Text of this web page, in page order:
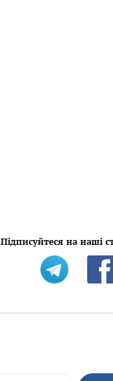
Підписуйтеся на наші